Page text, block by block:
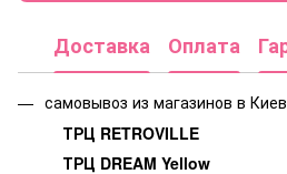
Доставка Оплата
самовывоз из магазинов в
ТРЦ RETROVILLE
ТРЦ DREAM Yellow